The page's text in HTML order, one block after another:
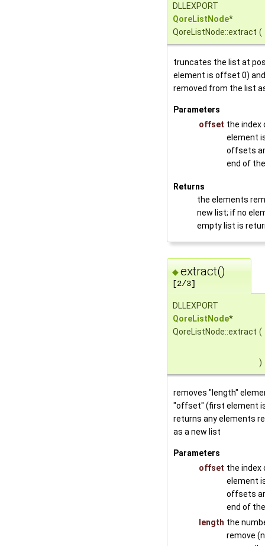
DLLEXPORT
QoreListNode*
QoreListNode::extract (
truncates the list at
element is offset 0)
removed from the list
Parameters
offset the
element
offsets
end of
Returns
the elements
new list; if no
empty list is
◆extract()
[2/3]
DLLEXPORT
QoreListNode*
QoreListNode::extract (
)
removes "length"
"offset" (first element
returns any elements
as a new list
Parameters
offset the
element
offsets
end of
length the
remove